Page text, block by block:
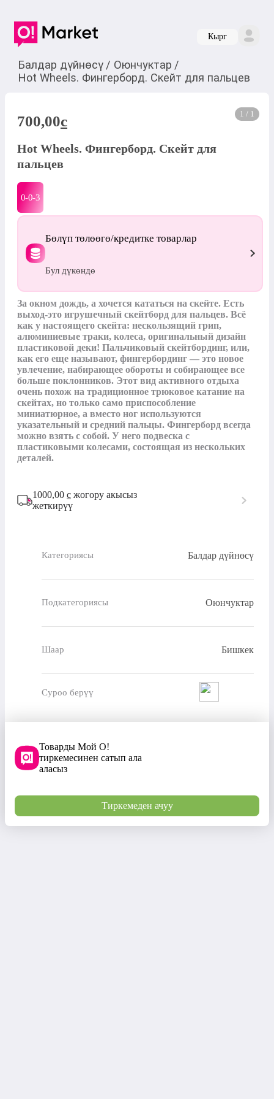
Кырг
Балдар дүйнөсү / Оюнчуктар /
Hot Wheels. Фингерборд. Скейт для пальцев
1 / 1
700,00c
Hot Wheels. Фингерборд. Скейт для
пальцев
0-0-3
Бөлүп төлөөгө/кредитке товарлар
Бул дүкөндө
За окном дождь, а хочется кататься на скейте. Есть
выход-это игрушечный скейтборд для пальцев. Всё
как у настоящего скейта: нескользящий грип,
алюминиевые траки, колеса, оригинальный дизайн
пластиковой деки! Пальчиковый скейтбординг, или,
как его еще называют, фингербординг — это новое
увлечение, набирающее обороты и собирающее все
больше поклонников. Этот вид активного отдыха
очень похож на традиционное трюковое катание на
скейтах, но только само приспособление
миниатюрное, а вместо ног используются
указательный и средний пальцы. Фингерборд всегда
можно взять с собой. У него подвеска с
пластиковыми колесами, состоящая из нескольких
деталей.
1000,00 с жогору акысыз
жеткирүү
Категориясы Балдар дүйнөсү
Подкатегориясы Оюнчуктар
Шаар Бишкек
Суроо берүү
Товарды Мой О!
тиркемесинен сатып ала
аласыз
Тиркемеден ачуу